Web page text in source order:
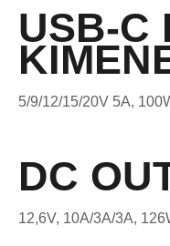
USB-C
5/9/12/15/20V 5A,
DC
12,6V, 10A/3A/3A,